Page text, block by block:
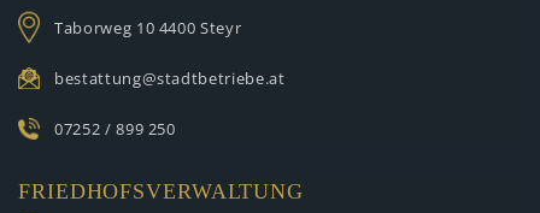
Taborweg 10 4400 Steyr
bestattung@stadtbetriebe.at
07252 / 899 250
FRIEDHOFSVERWALTUNG